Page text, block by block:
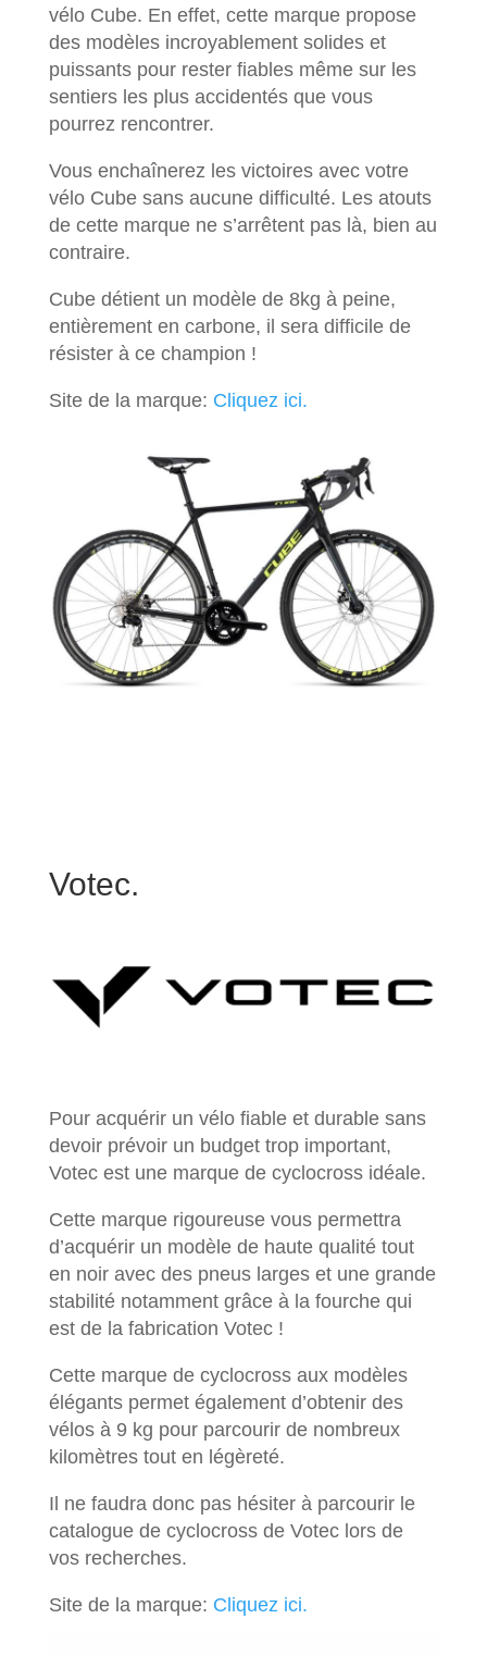
vélo Cube. En effet, cette marque propose
des modèles incroyablement solides et
puissants pour rester fiables même sur les
sentiers les plus accidentés que vous
pourrez rencontrer.
Vous enchaînerez les victoires avec votre
vélo Cube sans aucune difficulté. Les atouts
de cette marque ne s’arrêtent pas là, bien au
contraire.
Cube détient un modèle de 8kg à peine,
entièrement en carbone, il sera difficile de
résister à ce champion !
Site de la marque: Cliquez ici.
Votec.
Pour acquérir un vélo fiable et durable sans
devoir prévoir un budget trop important,
Votec est une marque de cyclocross idéale.
Cette marque rigoureuse vous permettra
d’acquérir un modèle de haute qualité tout
en noir avec des pneus larges et une grande
stabilité notamment grâce à la fourche qui
est de la fabrication Votec !
Cette marque de cyclocross aux modèles
élégants permet également d’obtenir des
vélos à 9 kg pour parcourir de nombreux
kilomètres tout en légèreté.
Il ne faudra donc pas hésiter à parcourir le
catalogue de cyclocross de Votec lors de
vos recherches.
Site de la marque: Cliquez ici.